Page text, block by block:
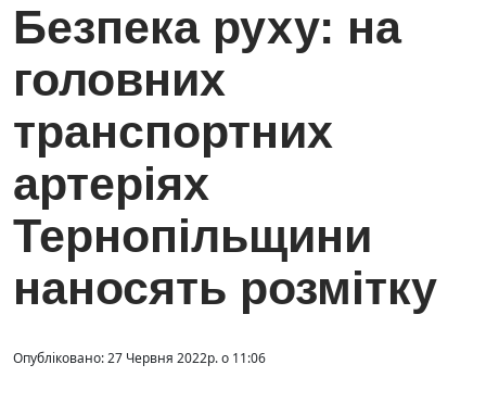
Безпека руху: на
головних
транспортних
артеріях
Тернопільщини
наносять розмітку
Опубліковано: 27 Червня 2022р. о 11:06